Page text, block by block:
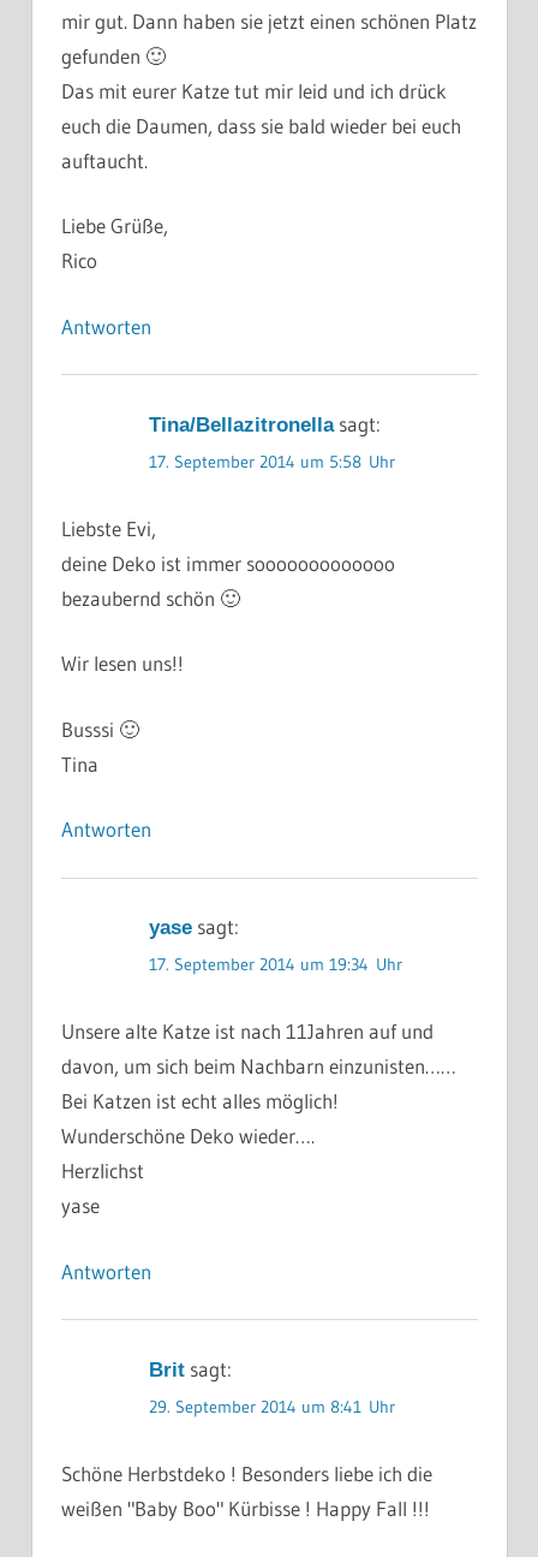
mir gut. Dann haben sie jetzt einen schönen Platz
gefunden 🙂
Das mit eurer Katze tut mir leid und ich drück
euch die Daumen, dass sie bald wieder bei euch
auftaucht.
Liebe Grüße,
Rico
Antworten
Tina/Bellazitronella sagt:
17. September 2014 um 5:58 Uhr
Liebste Evi,
deine Deko ist immer sooooooooooooo
bezaubernd schön 🙂
Wir lesen uns!!
Busssi 🙂
Tina
Antworten
yase sagt:
17. September 2014 um 19:34 Uhr
Unsere alte Katze ist nach 11Jahren auf und
davon, um sich beim Nachbarn einzunisten……
Bei Katzen ist echt alles möglich!
Wunderschöne Deko wieder….
Herzlichst
yase
Antworten
Brit sagt:
29. September 2014 um 8:41 Uhr
Schöne Herbstdeko ! Besonders liebe ich die
weißen "Baby Boo" Kürbisse ! Happy Fall !!!